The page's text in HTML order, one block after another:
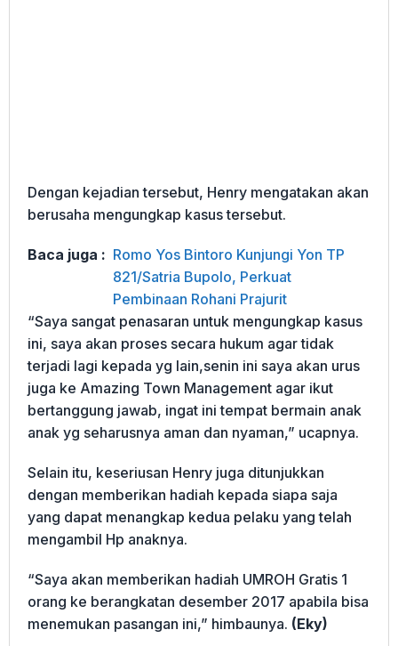
Dengan kejadian tersebut, Henry mengatakan akan
berusaha mengungkap kasus tersebut.
Baca juga : Romo Yos Bintoro Kunjungi Yon TP
821/Satria Bupolo, Perkuat
Pembinaan Rohani Prajurit
“Saya sangat penasaran untuk mengungkap kasus
ini, saya akan proses secara hukum agar tidak
terjadi lagi kepada yg lain,senin ini saya akan urus
juga ke Amazing Town Management agar ikut
bertanggung jawab, ingat ini tempat bermain anak
anak yg seharusnya aman dan nyaman,” ucapnya.
Selain itu, keseriusan Henry juga ditunjukkan
dengan memberikan hadiah kepada siapa saja
yang dapat menangkap kedua pelaku yang telah
mengambil Hp anaknya.
“Saya akan memberikan hadiah UMROH Gratis 1
orang ke berangkatan desember 2017 apabila bisa
menemukan pasangan ini,” himbaunya. (Eky)